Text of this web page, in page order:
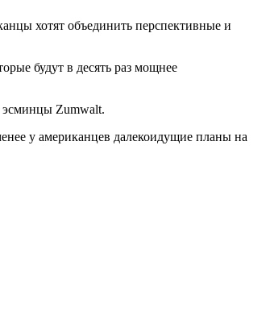
хотят объединить перспективные и
будут в десять раз мощнее
Zumwalt.
у американцев далекоидущие планы на